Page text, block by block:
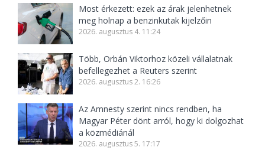
Most érkezett: ezek az árak jelenhetnek
meg holnap a benzinkutak kijelzőin
2026. augusztus 4. 11:24
Több, Orbán Viktorhoz közeli vállalatnak
befellegezhet a Reuters szerint
2026. augusztus 2. 16:26
Az Amnesty szerint nincs rendben, ha
Magyar Péter dönt arról, hogy ki dolgozhat
a közmédiánál
2026. augusztus 5. 17:17